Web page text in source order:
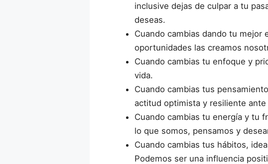
inclusive dejas de culpar a tu
deseas.
Cuando cambias dando tu mejor
oportunidades las creamos
Cuando cambias tu enfoque y
vida.
Cuando cambias tus
actitud optimista y resiliente ante
Cuando cambias tu energía y tu
lo que somos, pensamos y
Cuando cambias tus hábitos,
Podemos ser una influencia